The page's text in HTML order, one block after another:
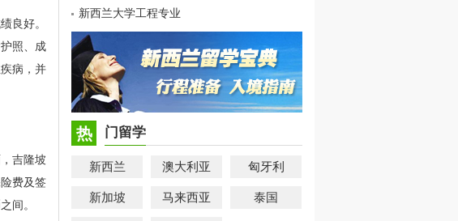
良好。
照、成
病，并
吉隆坡
费及签
间。
新西兰大学工程专业
热 门留学
新西兰 澳大利亚 匈牙利
新加坡 马来西亚 泰国